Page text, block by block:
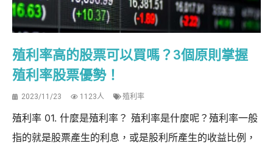
殖利率高的股票可以買嗎？3個原則掌握
殖利率股票優勢！
2023/11/23 1123人 殖利率
殖利率 01. 什麼是殖利率？ 殖利率是什麼呢？殖利率一般
指的就是股票產生的利息，或是股利所產生的收益比例，